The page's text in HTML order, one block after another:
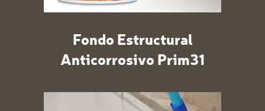
Fondo Estructural
Anticorrosivo Prim31